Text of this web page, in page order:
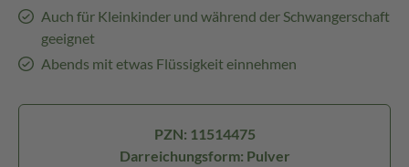
Auch für Kleinkinder und während der Schwangerschaft
geeignet
Abends mit etwas Flüssigkeit einnehmen
PZN: 11514475
Darreichungsform: Pulver